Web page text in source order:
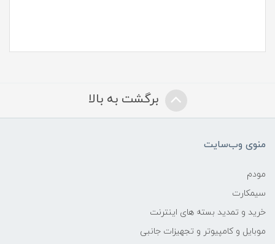
برگشت به بالا
منوی وب‌سایت
مودم
سیمکارت
خرید و تمدید بسته های اینترنت
موبایل و کامپیوتر و تجهیزات جانبی